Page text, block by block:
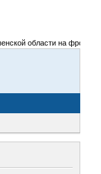
области на фронты